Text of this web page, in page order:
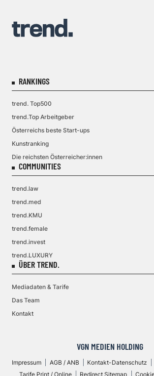
RANKINGS
trend. Top500
trend.Top Arbeitgeber
Österreichs beste Start-ups
Kunstranking
Die reichsten Österreicher:innen
COMMUNITIES
trend.law
trend.med
trend.KMU
trend.female
trend.invest
trend.LUXURY
ÜBER TREND.
Mediadaten & Tarife
Das Team
Kontakt
VGN MEDIEN HOLDING
Impressum AGB / ANB Kontakt-Datenschutz
Tarife Print / Online
Redirect Sitemap